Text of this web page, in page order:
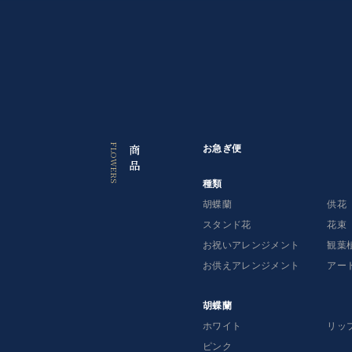
お急ぎ便（お祝い・お供え）はコチラ
商
品
お急ぎ便
種類
胡蝶蘭
スタンド花
お祝いアレンジメント
お供えアレンジメント
供花
花束
観葉
アー
胡蝶蘭
ホワイト
ピンク
リッ